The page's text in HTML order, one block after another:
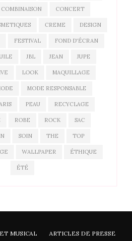
COMBINAISON CONCERT
CREME DESIGN
FESTIVAL FOND D'ÉCRAN
JBL JEAN JUPE
LOOK MAQUILLAGE
MODE RESPONSABLE
PEAU RECYCLAGE
ROBE ROCK SAC
SOIN THE TOP
WALLPAPER ÉTHIQUE
ÉTÉ
MUSICAL ARTICLES DE PRESSE